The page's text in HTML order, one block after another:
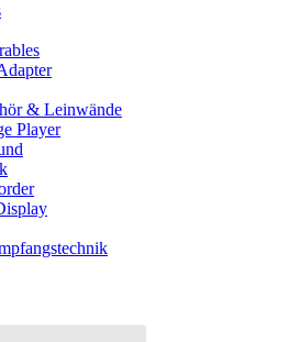
& Leinwände
Player